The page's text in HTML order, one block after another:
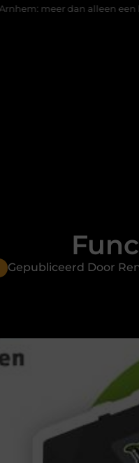
alleen een knipbeurt
Gepubliceerd Door